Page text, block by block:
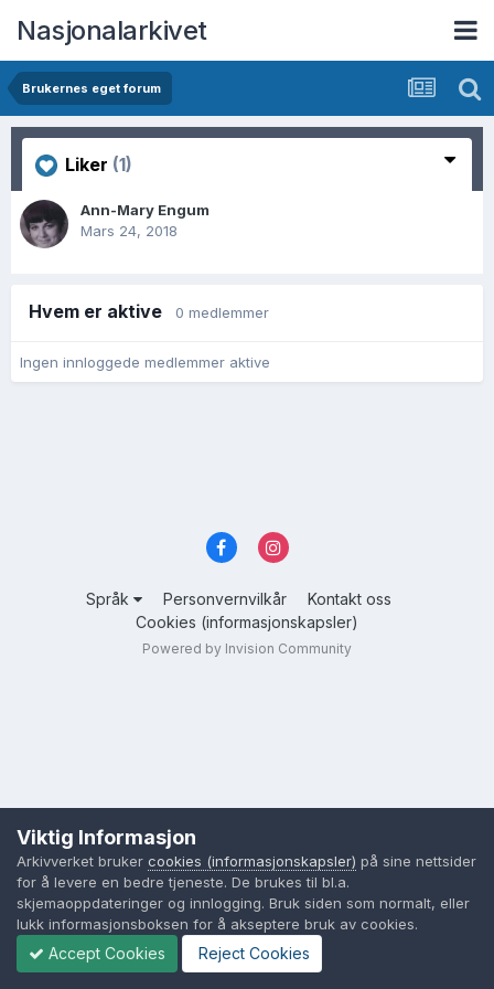
Nasjonalarkivet
Brukernes eget forum
Liker (1)
Ann-Mary Engum
Mars 24, 2018
Hvem er aktive 0 medlemmer
Ingen innloggede medlemmer aktive
Språk Personvernvilkår
Kontakt oss
Cookies (informasjonskapsler)
Powered by Invision Community
Viktig Informasjon
Arkivverket bruker cookies (informasjonskapsler) på sine nettsider
for å levere en bedre tjeneste. De brukes til bl.a.
skjemaoppdateringer og innlogging. Bruk siden som normalt, eller
lukk informasjonsboksen for å akseptere bruk av cookies.
Accept Cookies Reject Cookies